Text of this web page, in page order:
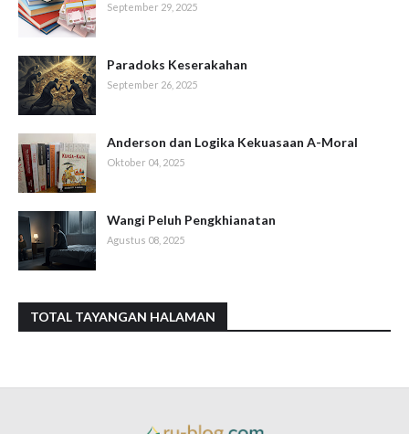
September 29, 2025
Paradoks Keserakahan
September 26, 2025
Anderson dan Logika Kekuasaan A-Moral
Oktober 04, 2025
Wangi Peluh Pengkhianatan
Agustus 08, 2025
TOTAL TAYANGAN HALAMAN